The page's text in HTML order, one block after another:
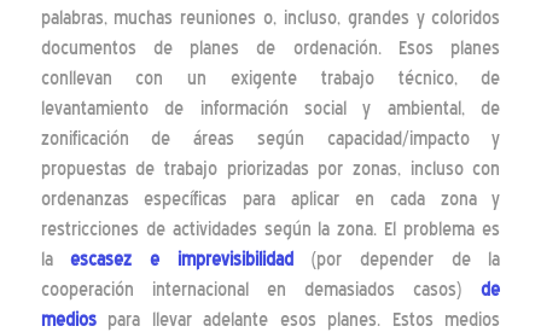
palabras, muchas reuniones o, incluso, grandes y coloridos
documentos de planes de ordenación. Esos planes
conllevan con un exigente trabajo técnico, de
levantamiento de información social y ambiental, de
zonificación de áreas según capacidad/impacto y
propuestas de trabajo priorizadas por zonas, incluso con
ordenanzas específicas para aplicar en cada zona y
restricciones de actividades según la zona. El problema es
laescasez e imprevisibilidad (por depender de la
cooperación internacional en demasiados casos)de
mediospara llevar adelante esos planes. Estos medios